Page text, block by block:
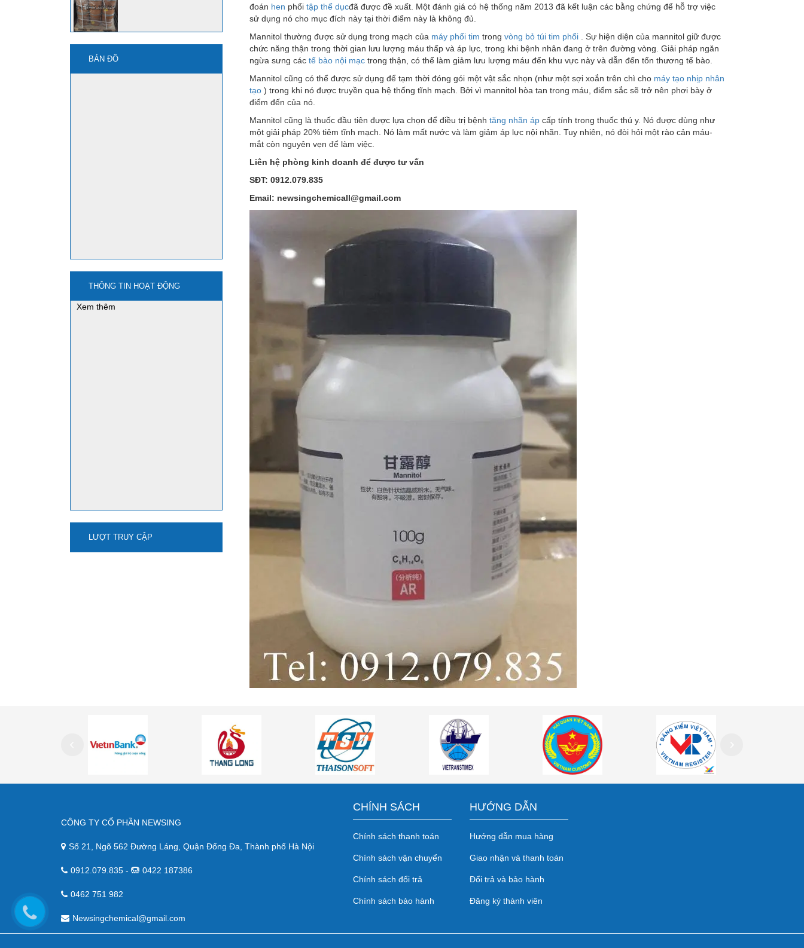
Quảng Nam bán Kbr,
BẢN ĐỒ
THÔNG TIN HOẠT ĐỘNG
Xem thêm
LƯỢT TRUY CẬP
đoán hen phổi tập thể dụcđã được đề xuất. Một đánh giá có hệ thống năm 2013 đã kết luận các bằng chứng để hỗ trợ việc
sử dụng nó cho mục đích này tại thời điểm này là không đủ.
Mannitol thường được sử dụng trong mạch của máy phổi tim trong vòng bỏ túi tim phổi . Sự hiện diện của mannitol giữ được
chức năng thận trong thời gian lưu lượng máu thấp và áp lực, trong khi bệnh nhân đang ở trên đường vòng. Giải pháp ngăn
ngừa sưng các tế bào nội mạc trong thận, có thể làm giảm lưu lượng máu đến khu vực này và dẫn đến tổn thương tế bào.
Mannitol cũng có thể được sử dụng để tạm thời đóng gói một vật sắc nhọn (như một sợi xoắn trên chì cho máy tạo nhịp nhân
tạo ) trong khi nó được truyền qua hệ thống tĩnh mạch. Bởi vì mannitol hòa tan trong máu, điểm sắc sẽ trở nên phơi bày ở
điểm đến của nó.
Mannitol cũng là thuốc đầu tiên được lựa chọn để điều trị bệnh tăng nhãn áp cấp tính trong thuốc thú y. Nó được dùng như
một giải pháp 20% tiêm tĩnh mạch. Nó làm mất nước và làm giảm áp lực nội nhãn. Tuy nhiên, nó đòi hỏi một rào cản máu-
mắt còn nguyên vẹn để làm việc.
Liên hệ phòng kinh doanh để được tư vấn
SĐT: 0912.079.835
Email: newsingchemicall@gmail.com
CÔNG TY CỔ PHẦN NEWSING
Số 21, Ngõ 562 Đường Láng, Quận Đống Đa, Thành phố Hà Nội
0912.079.835 - 0422 187386
0462 751 982
Newsingchemical@gmail.com
CHÍNH SÁCH
Chính sách thanh toán
Chính sách vận chuyển
Chính sách đổi trả
Chính sách bảo hành
HƯỚNG DẪN
Hướng dẫn mua hàng
Giao nhận và thanh toán
Đổi trả và bảo hành
Đăng ký thành viên